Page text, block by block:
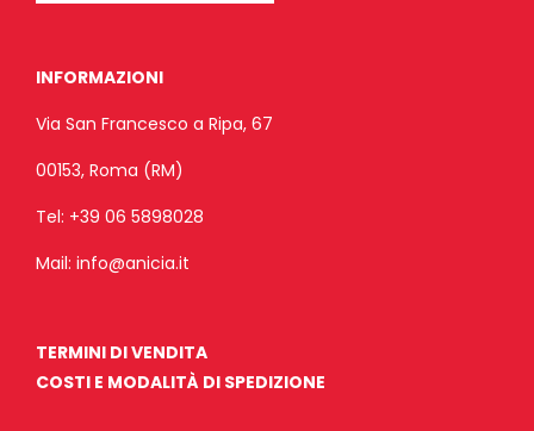
INFORMAZIONI
Via San Francesco a Ripa, 67
00153, Roma (RM)
Tel: +39 06 5898028
Mail: info@anicia.it
TERMINI DI VENDITA
COSTI E MODALITÀ DI SPEDIZIONE